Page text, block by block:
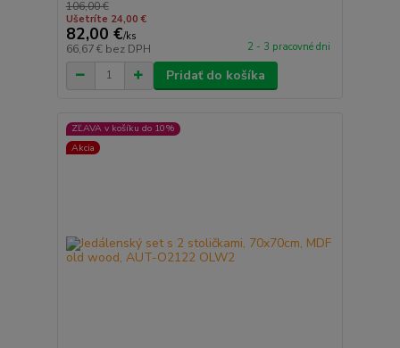
106,00 €
Ušetríte 24,00 €
82,00 €/ks
66,67 € bez DPH 2 - 3 pracovné dni
Pridať do košíka
ZĽAVA v košíku do 10%
Akcia